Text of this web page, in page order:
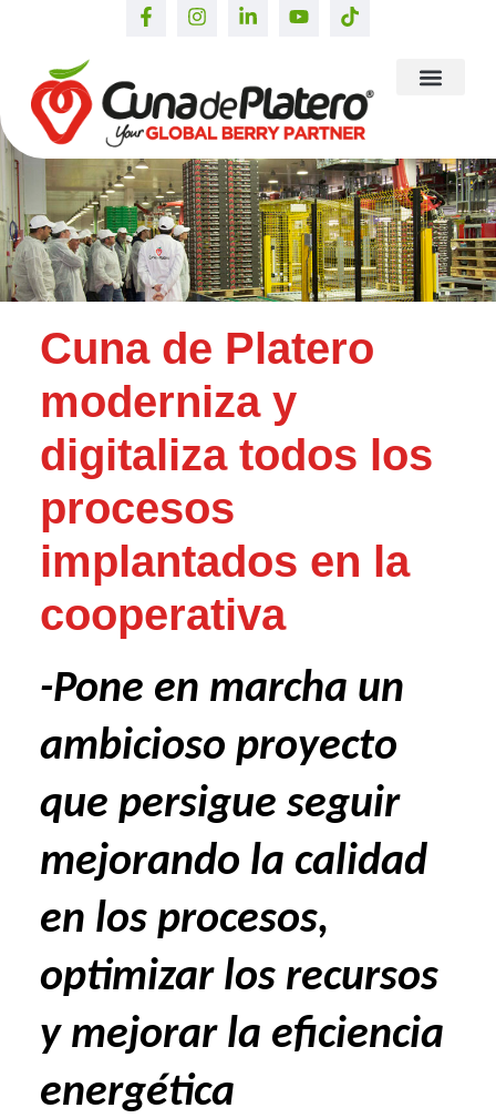
Cuna de Platero
moderniza y
digitaliza todos los
procesos
implantados en la
cooperativa
-Pone en marcha un
ambicioso proyecto
que persigue seguir
mejorando la calidad
en los procesos,
optimizar los recursos
y mejorar la eficiencia
energética